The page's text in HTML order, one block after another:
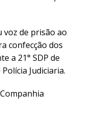
voz de prisão ao
confecção dos
a 21° SDP de
Judiciaria.